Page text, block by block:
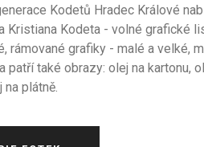
Kodetů Hradec Králové
Kristiana Kodeta - volné grafické
rámované grafiky - malé a velké,
patří také obrazy: olej na kartonu,
plátně.